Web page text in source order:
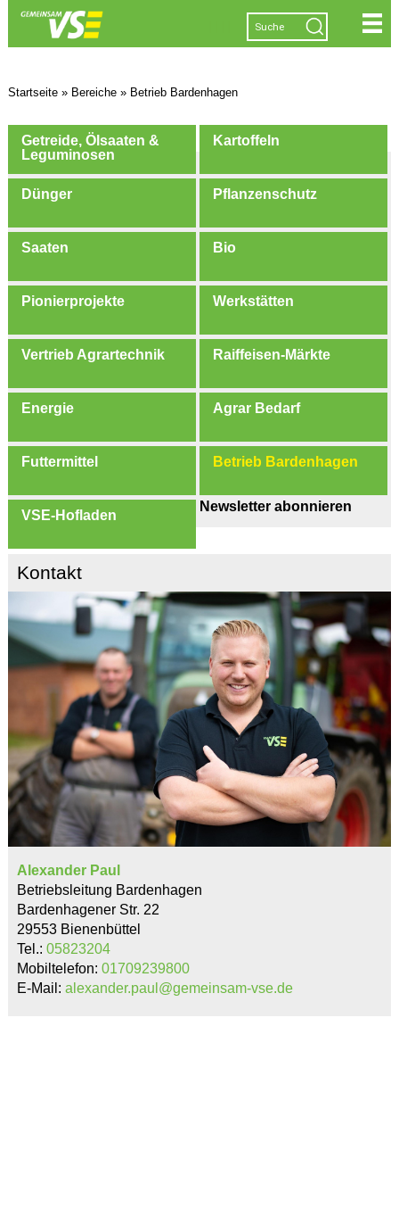
Startseite» Bereiche» Betrieb Bardenhagen
Getreide, Ölsaaten &
Leguminosen
Kartoffeln
Dünger Pflanzenschutz
Saaten Bio
Pionierprojekte Werkstätten
Vertrieb Agrartechnik Raiffeisen-Märkte
Energie Agrar Bedarf
Futtermittel Betrieb Bardenhagen
VSE-Hofladen
Newsletter abonnieren
Kontakt
Alexander Paul
Betriebsleitung Bardenhagen
Bardenhagener Str. 22
29553 Bienenbüttel
Tel.: 05823204
Mobiltelefon: 01709239800
E-Mail: alexander.paul@gemeinsam-vse.de